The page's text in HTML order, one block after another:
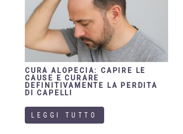
CURA ALOPECIA: CAPIRE LE
CAUSE E CURARE
DEFINITIVAMENTE LA PERDITA
DI CAPELLI
LEGGI TUTTO